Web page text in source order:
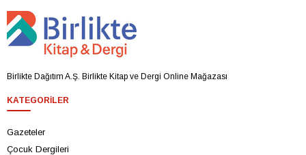
Birlikte Dağıtım A.Ş. Birlikte Kitap ve Dergi Online Mağazası
KATEGORILER
Gazeteler
Çocuk Dergileri